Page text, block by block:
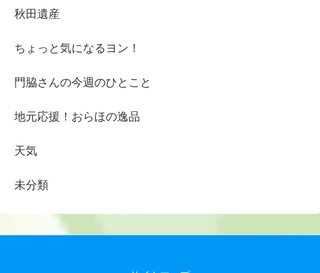
秋田遺産
ちょっと気になるヨン！
門脇さんの今週のひとこと
地元応援！おらほの逸品
天気
未分類